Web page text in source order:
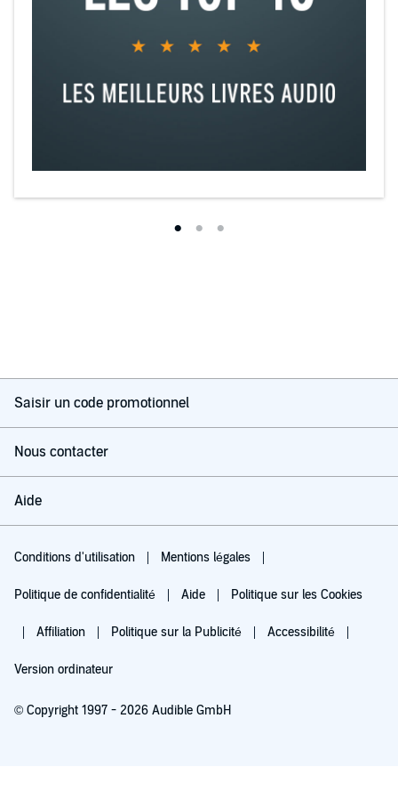
Saisir un code promotionnel
Nous contacter
Aide
Conditions d'utilisation Mentions légales
Politique de confidentialité Aide Politique sur les Cookies
Affiliation Politique sur la Publicité Accessibilité
Version ordinateur
© Copyright 1997 - 2026 Audible GmbH